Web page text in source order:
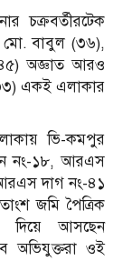
চক্রবর্তীরটেক
মো. বাবুল (৩৬),
অজ্ঞাত আরও
একই এলাকার
ভি-কমপুর
নং-১৮, আরএস
দাগ নং-৪১
জমি পৈত্রিক
দিয়ে আসছেন
অভিযুক্তরা ওই